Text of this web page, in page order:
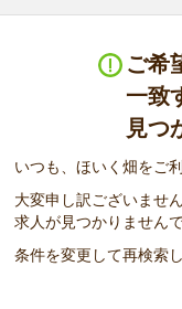
ご希
一致
見つ
いつも、ほいく畑をご
大変申し訳ございませ
求人が見つかりませんで
条件を変更して再検索